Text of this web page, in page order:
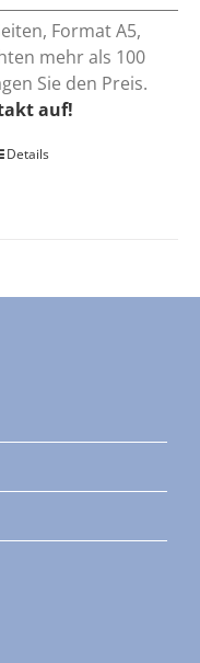
Format A5,
mehr als 100
Sie den Preis.
auf!
Details